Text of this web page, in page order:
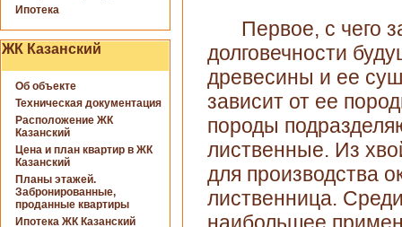
Ипотека
ЖК Казанский
Об объекте
Техническая документация
Расположение ЖК
Казанский
Цена и план квартир в ЖК
Казанский
Планы этажей.
Забронированные,
проданные квартиры
Ипотека ЖК Казанский
Первое, с чего
долговечности
древесины и ее
зависит от ее
породы
лиственные. Из
для производства
лиственница.